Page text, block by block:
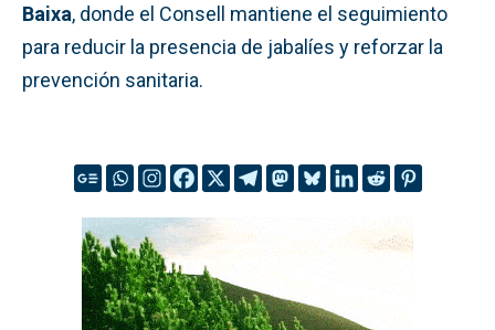
Baixa, donde el Consell mantiene el seguimiento
para reducir la presencia de jabalíes y reforzar la
prevención sanitaria.